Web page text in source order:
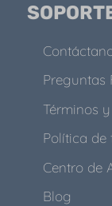
Preguntas
Términos
Política de
Centro de
Blog